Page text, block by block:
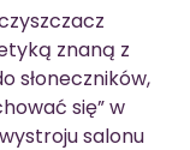
znaną z
słoneczników,
się” w
salonu